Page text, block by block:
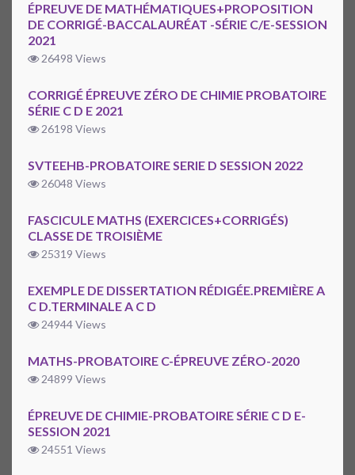
ÉPREUVE DE MATHÉMATIQUES+PROPOSITION
DE CORRIGÉ-BACCALAURÉAT -SÉRIE C/E-SESSION
2021
26498 Views
CORRIGÉ ÉPREUVE ZÉRO DE CHIMIE PROBATOIRE
SÉRIE C D E 2021
26198 Views
SVTEEHB-PROBATOIRE SERIE D SESSION 2022
26048 Views
FASCICULE MATHS (EXERCICES+CORRIGÉS)
CLASSE DE TROISIÈME
25319 Views
EXEMPLE DE DISSERTATION RÉDIGÉE.PREMIÈRE A
C D.TERMINALE A C D
24944 Views
MATHS-PROBATOIRE C-ÉPREUVE ZÉRO-2020
24899 Views
ÉPREUVE DE CHIMIE-PROBATOIRE SÉRIE C D E-
SESSION 2021
24551 Views